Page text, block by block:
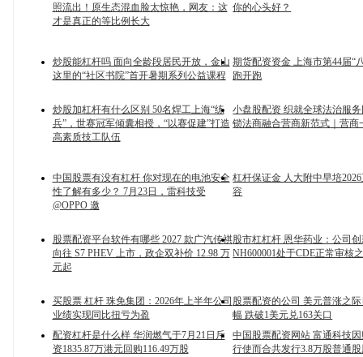
照流出！原生态混血脸太惊艳，网友：这
才是真正的等比例长大
你的心头好？
炒股能杠杆吗 面向全龄段居民开放，金山
这里的“社区书院”首开暑期系列公益课程
期货配资资金 上海市第44届“
跑开跑
炒股加杠杆有什么区别 50名焊工上海“练
兵”，世赛冠军倾囊相授，“以赛促建”打造
高素质技工队伍
小盘股配资 织就全球法治服
锁法商融合营商新范式｜营商
中国股票有没有杠杆 你对现在的电池安全
性了解有多少？ 7月23日，雷科技受
@OPPO 邀
杠杆保证金 人大附中早培
容
股票配资平台软件有哪些 2027 款广汽传祺
向往 S7 PHEV 上市，政企双补价 12.98 万
元起
股市杠杠杆 恩华药业：公司
NH600001处于CDE正常审核
买股票 杠杆 珠免集团：2026年上半年公司
业绩实现同比扭亏为盈
股票配资的公司 美元普涨之
幅 跌破1美元兑163关口
配资杠杆是什么样 华润燃气于7月21日斥
资1835.87万港元回购116.49万股
中国股票配资网站 富通科技
行使而合共发行3.8万股普通